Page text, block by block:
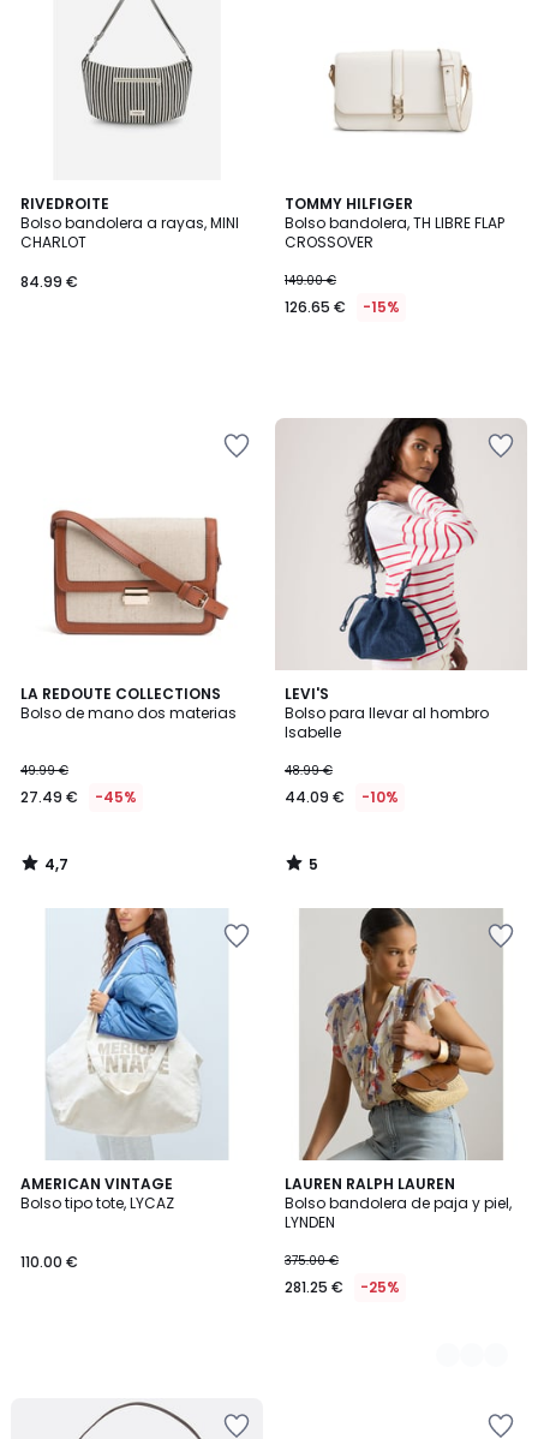
RIVEDROITE
Bolso bandolera a rayas, MINI
CHARLOT
84.99 €
TOMMY HILFIGER
Bolso bandolera, TH LIBRE FLAP
CROSSOVER
149.00 €
126.65 € -15%
LA REDOUTE COLLECTIONS
Bolso de mano dos materias
49.99 €
27.49 € -45%
4,7
/ 5
4,7
/
LEVI'S
Bolso para llevar al hombro
Isabelle
48.99 €
44.09 € -10%
5
/
5
5
/
AMERICAN VINTAGE
Bolso tipo tote, LYCAZ
110.00 €
LAUREN RALPH LAUREN
Bolso bandolera de paja y piel,
LYNDEN
375.00 €
281.25 € -25%
2
Colores